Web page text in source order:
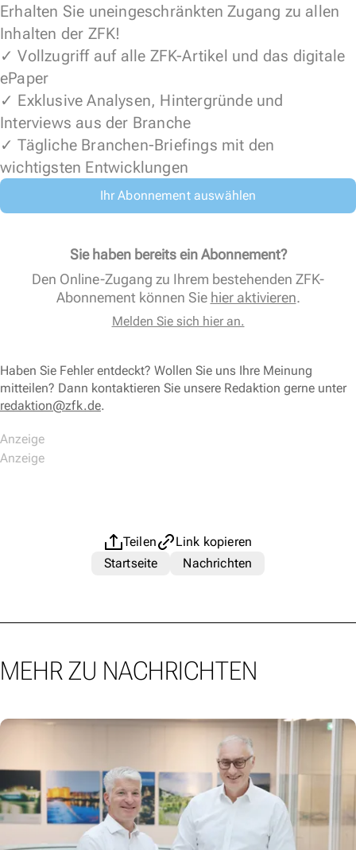
Erhalten Sie uneingeschränkten Zugang zu allen
Inhalten der ZFK!
✓ Vollzugriff auf alle ZFK-Artikel und das digitale
ePaper
✓ Exklusive Analysen, Hintergründe und
Interviews aus der Branche
✓ Tägliche Branchen-Briefings mit den
wichtigsten Entwicklungen
Ihr Abonnement auswählen
Sie haben bereits ein Abonnement?
Den Online-Zugang zu Ihrem bestehenden ZFK-
Abonnement können Sie hier aktivieren.
Melden Sie sich hier an.
Haben Sie Fehler entdeckt? Wollen Sie uns Ihre Meinung
mitteilen? Dann kontaktieren Sie unsere Redaktion gerne unter
redaktion@zfk.de.
Teilen
Link kopieren
Startseite
Nachrichten
MEHR ZU NACHRICHTEN